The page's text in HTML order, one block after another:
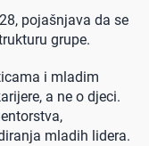
pojašnjava da se
grupe.
i mladim
a ne o djeci.
mladih lidera.